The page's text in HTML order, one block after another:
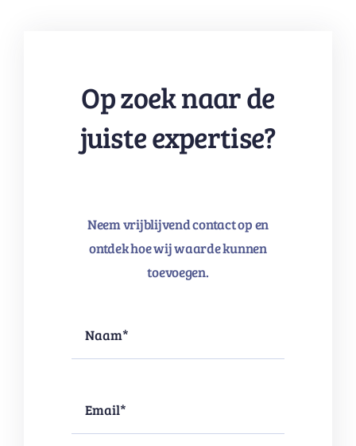
Op zoek naar de
juiste expertise?
Neem vrijblijvend contact op en
ontdek hoe wij waarde kunnen
toevoegen.